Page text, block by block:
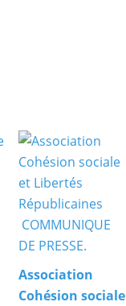
Association
Cohésion sociale